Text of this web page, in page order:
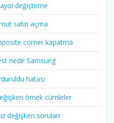
değiştirme
satırı açma
corner kapatma
nedir Samsung
hatası
örnek cümleler
değişken soruları